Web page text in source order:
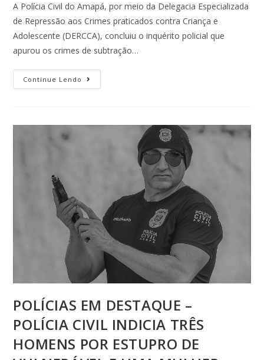
A Polícia Civil do Amapá, por meio da Delegacia Especializada
de Repressão aos Crimes praticados contra Criança e
Adolescente (DERCCA), concluiu o inquérito policial que
apurou os crimes de subtração…
Continue Lendo
POLÍCIAS EM DESTAQUE –
POLÍCIA CIVIL INDICIA TRÊS
HOMENS POR ESTUPRO DE